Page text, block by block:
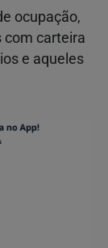
ocupação,
com carteira
e aqueles